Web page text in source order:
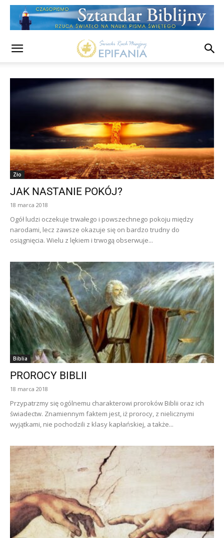
Zło
JAK NASTANIE POKÓJ?
18 marca 2018
Ogół ludzi oczekuje trwałego i powszechnego pokoju między
narodami, lecz zawsze okazuje się on bardzo trudny do
osiągnięcia. Wielu z lękiem i trwogą obserwuje...
Biblia
PROROCY BIBLII
18 marca 2018
Przypatrzmy się ogólnemu charakterowi proroków Biblii oraz ich
świadectw. Znamiennym faktem jest, iż prorocy, z nielicznymi
wyjątkami, nie pochodzili z klasy kapłańskiej, a także...